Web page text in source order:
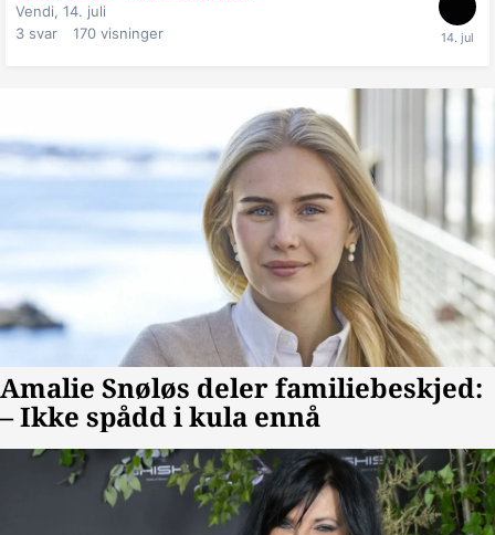
Vendi, 14. juli
3 svar 170 visninger